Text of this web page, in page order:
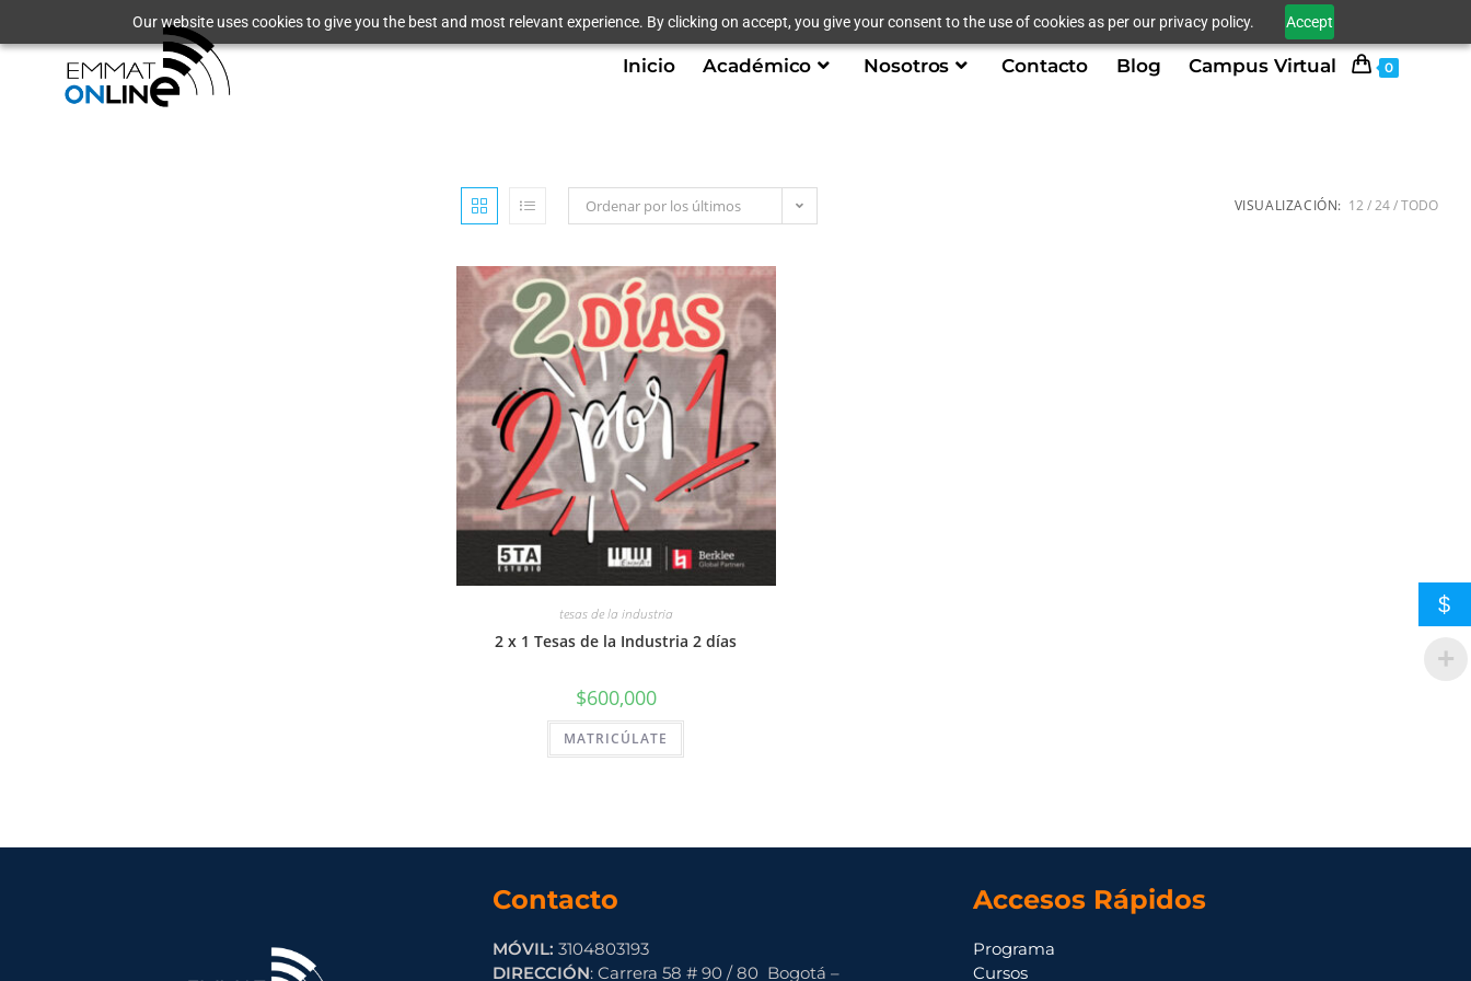
Our website uses cookies to give you the best and most relevant experience. By clicking on accept, you give your consent to the use of cookies as per our privacy policy. Accept
Inicio Académico Nosotros Contacto Blog Campus Virtual 0
Ordenar por los últimos VISUALIZACIÓN: 12 24 TODO
tesas de la industria
2 x 1 Tesas de la Industria 2 días
$600,000
MATRICÚLATE
Contacto
MÓVIL: 3104803193
DIRECCIÓN: Carrera 58 # 90 / 80 Bogotá –
Accesos Rápidos
Programa
Cursos
$